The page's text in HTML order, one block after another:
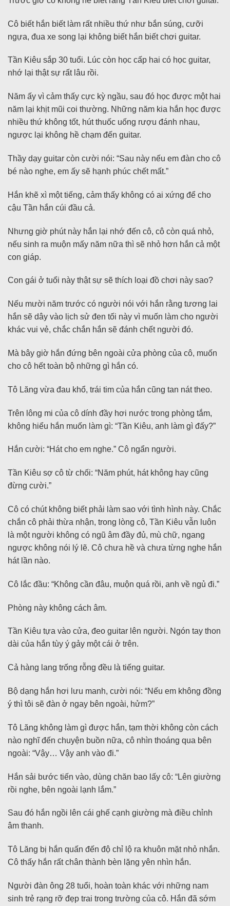
Cô biết hắn biết làm rất nhiều thứ như bắn súng, cưỡi
ngựa, đua xe song lại không biết hắn biết chơi guitar.
Tần Kiêu sắp 30 tuổi. Lúc còn học cấp hai có học guitar,
nhớ lại thật sự rất lâu rồi.
Năm ấy vì cảm thấy cực kỳ ngầu, sau đó học được một hai
năm lại khịt mũi coi thường. Những năm kia hắn học được
nhiều thứ không tốt, hút thuốc uống rượu đánh nhau,
ngược lại không hề chạm đến guitar.
Thầy dạy guitar còn cười nói: “Sau này nếu em đàn cho cô
bé nào nghe, em ấy sẽ hạnh phúc chết mất.”
Hắn khẽ xì một tiếng, cảm thấy không có ai xứng để cho
cậu Tần hắn cúi đầu cả.
Nhưng giờ phút này hắn lại nhớ đến cô, cô còn quá nhỏ,
nếu sinh ra muộn mấy năm nữa thì sẽ nhỏ hơn hắn cả một
con giáp.
Con gái ở tuổi này thật sự sẽ thích loại đồ chơi này sao?
Nếu mười năm trước có người nói với hắn rằng tương lai
hắn sẽ dây vào lịch sử đen tối này vì muốn làm cho người
khác vui vẻ, chắc chắn hắn sẽ đánh chết người đó.
Mà bây giờ hắn đứng bên ngoài cửa phòng của cô, muốn
cho cô hết toàn bộ những gì hắn có.
Tô Lăng vừa đau khổ, trái tim của hắn cũng tan nát theo.
Trên lông mi của cô dính đầy hơi nước trong phòng tắm,
không hiểu hắn muốn làm gì: “Tần Kiêu, anh làm gì đấy?”
Hắn cười: “Hát cho em nghe.” Cô ngẩn người.
Tần Kiêu sợ cô từ chối: “Năm phút, hát không hay cũng
đừng cười.”
Cô có chút không biết phải làm sao với tình hình này. Chắc
chắn cô phải thừa nhận, trong lòng cô, Tần Kiêu vẫn luôn
là một người không có ngũ âm đầy đủ, mù chữ, ngang
ngược không nói lý lẽ. Cô chưa hề và chưa từng nghe hắn
hát lần nào.
Cô lắc đầu: “Không cần đâu, muộn quá rồi, anh về ngủ đi.”
Phòng này không cách âm.
Tần Kiêu tựa vào cửa, đeo guitar lên người. Ngón tay thon
dài của hắn tùy ý gảy một cái ở trên.
Cả hàng lang trống rỗng đều là tiếng guitar.
Bộ dạng hắn hơi lưu manh, cười nói: “Nếu em không đồng
ý thì tôi sẽ đàn ở ngay bên ngoài, hửm?”
Tô Lăng không làm gì được hắn, tạm thời không còn cách
nào nghĩ đến chuyện buồn nữa, cô nhìn thoáng qua bên
ngoài: “Vậy… Vậy anh vào đi.”
Hắn sải bước tiến vào, dùng chăn bao lấy cô: “Lên giường
rồi nghe, bên ngoài lạnh lắm.”
Sau đó hắn ngồi lên cái ghế cạnh giường mà điều chỉnh
âm thanh.
Tô Lăng bị hắn quấn đến độ chỉ lộ ra khuôn mặt nhỏ nhắn.
Cô thấy hắn rất chân thành bèn lặng yên nhìn hắn.
Người đàn ông 28 tuổi, hoàn toàn khác với những nam
sinh trẻ rạng rỡ đẹp trai trong trường của cô. Hắn đã sớm